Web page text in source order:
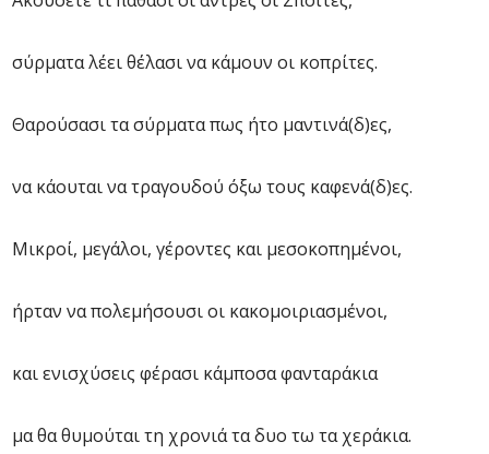
σύρματα λέει θέλασι να κάμουν οι κοπρίτες.
Θαρούσασι τα σύρματα πως ήτο μαντινά(δ)ες,
να κάουται να τραγουδού όξω τους καφενά(δ)ες.
Μικροί, μεγάλοι, γέροντες και μεσοκοπημένοι,
ήρταν να πολεμήσουσι οι κακομοιριασμένοι,
και ενισχύσεις φέρασι κάμποσα φανταράκια
μα θα θυμούται τη χρονιά τα δυο τω τα χεράκια.